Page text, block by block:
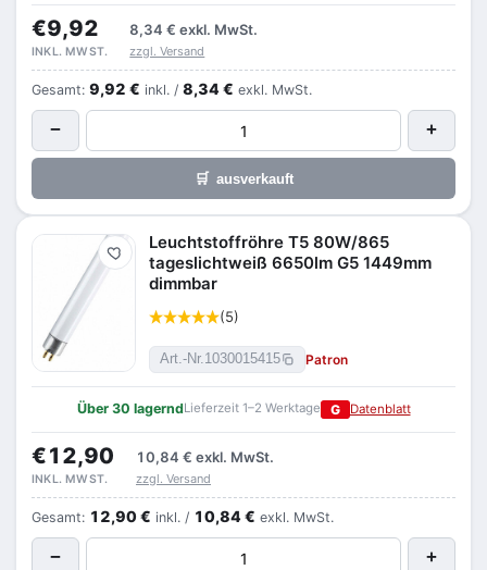
€9,92 8,34 € exkl. MwSt.
INKL. MWST. zzgl. Versand
Gesamt: 9,92 € inkl. / 8,34 € exkl. MwSt.
− +
🛒 ausverkauft
Merken
Leuchtstoffröhre T5 80W/865
tageslichtweiß 6650lm G5 1449mm
dimmbar
(5)
Art.-Nr.1030015415 Patron
Über 30 lagerndLieferzeit 1–2 Werktage G Datenblatt
€12,90 10,84 € exkl. MwSt.
INKL. MWST. zzgl. Versand
Gesamt: 12,90 € inkl. / 10,84 € exkl. MwSt.
− +